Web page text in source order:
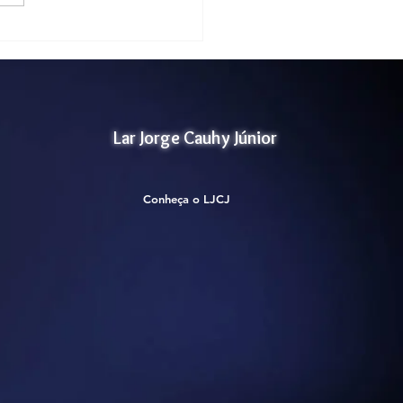
Lar Jorge Cauhy Júnior
Conheça o LJCJ